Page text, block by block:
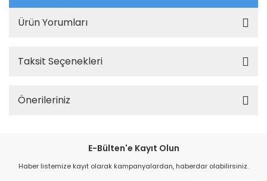
Ürün Yorumları
Taksit Seçenekleri
Önerileriniz
E-Bülten'e Kayıt Olun
Haber listemize kayıt olarak kampanyalardan, haberdar olabilirsiniz.